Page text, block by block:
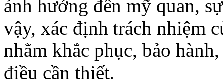
ảnh hưởng đến mỹ quan,
vậy, xác định trách nhiệm
nhằm khắc phục, bảo
điều cần thiết.